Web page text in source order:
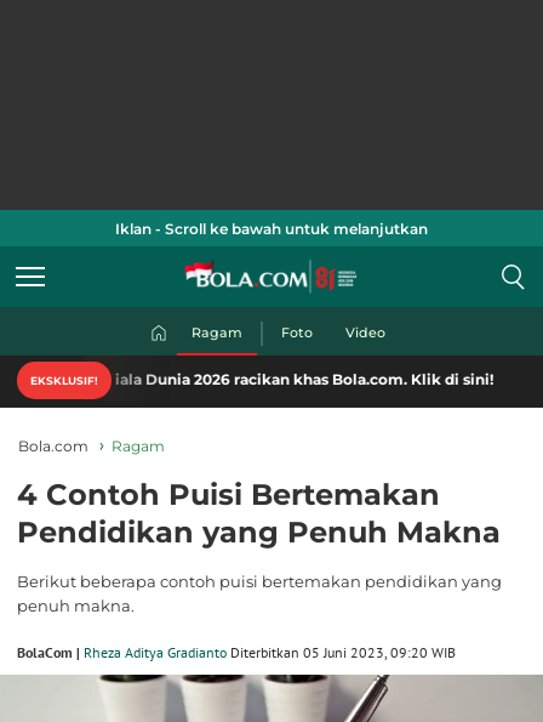
Iklan - Scroll ke bawah untuk melanjutkan
Ragam Foto Video
EKSKLUSIF!
Dunia 2026 racikan khas Bola.com. Klik di sini!
Bola.com Ragam
4 Contoh Puisi Bertemakan
Pendidikan yang Penuh Makna
Berikut beberapa contoh puisi bertemakan pendidikan yang
penuh makna.
BolaCom | Rheza Aditya Gradianto Diterbitkan 05 Juni 2023, 09:20 WIB